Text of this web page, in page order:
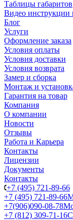
Таблицы габаритов
Видео инструкции
Блог
Услуги
Оформление заказа
Условия оплаты
Условия доставки
Условия возврата
Замер и сборка
Монтаж и
Гарантия на товар
Компания
О компании
Новости
Отзывы
Работа и Карьера
Контакты
Лицензии
Документы
Контакты
+7 (495) 721-89-66
+7 (495) 721-89-66
+7(906)090-08-78
+7 (812) 309-71-16